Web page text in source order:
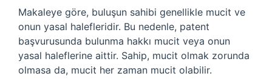
Makaleye göre, buluşun sahibi genellikle mucit ve
onun yasal halefleridir. Bu nedenle, patent
başvurusunda bulunma hakkı mucit veya onun
yasal haleflerine aittir. Sahip, mucit olmak zorunda
olmasa da, mucit her zaman mucit olabilir.